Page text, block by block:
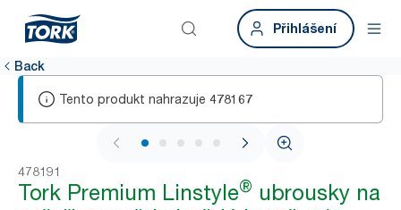
Přihlášení
Back
Tento produkt nahrazuje 478167
1 / 5
478191
Tork Premium Linstyle® ubrousky na